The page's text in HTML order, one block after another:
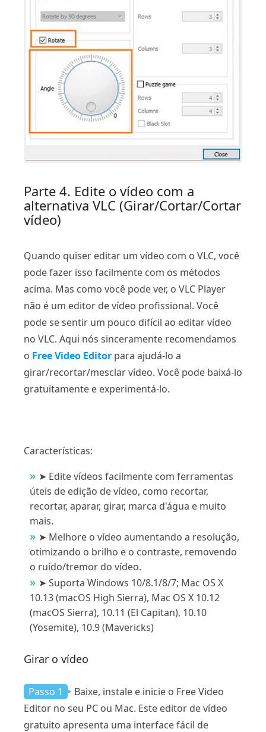
Parte 4. Edite o vídeo com a
alternativa VLC (Girar/Cortar/Cortar
vídeo)
Quando quiser editar um vídeo com o VLC, você
pode fazer isso facilmente com os métodos
acima. Mas como você pode ver, o VLC Player
não é um editor de vídeo profissional. Você
pode se sentir um pouco difícil ao editar vídeo
no VLC. Aqui nós sinceramente recomendamos
o Free Video Editor para ajudá-lo a
girar/recortar/mesclar vídeo. Você pode baixá-lo
gratuitamente e experimentá-lo.
Características:
➤ Edite vídeos facilmente com ferramentas
úteis de edição de vídeo, como recortar,
recortar, aparar, girar, marca d'água e muito
mais.
➤ Melhore o vídeo aumentando a resolução,
otimizando o brilho e o contraste, removendo
o ruído/tremor do vídeo.
➤ Suporta Windows 10/8.1/8/7; Mac OS X
10.13 (macOS High Sierra), Mac OS X 10.12
(macOS Sierra), 10.11 (El Capitan), 10.10
(Yosemite), 10.9 (Mavericks)
Girar o vídeo
Passo 1
Baixe, instale e inicie o Free Video
Editor no seu PC ou Mac. Este editor de vídeo
gratuito apresenta uma interface fácil de